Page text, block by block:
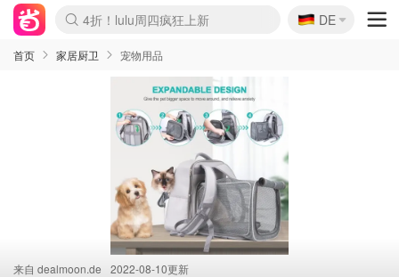
Boticinal 夏促开抢！
4折！lulu周四疯狂上新
还没结束！&OtherStories大促
Joybuy变相75折 随时失效
速领！Stanley独家85折
疑似霸哥！Camper额外叠85折
Zalando 奥莱闪促！每日更新
Moncler反季囤！5折起+叠9折
Coach Brooklyn仅€192
🇩🇪
DE
首页 家居厨卫 宠物用品
来自 dealmoon.de 2022-08-10更新